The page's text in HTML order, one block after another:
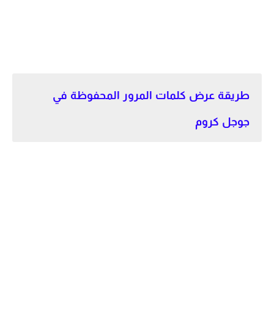
طريقة عرض كلمات المرور المحفوظة في
جوجل كروم